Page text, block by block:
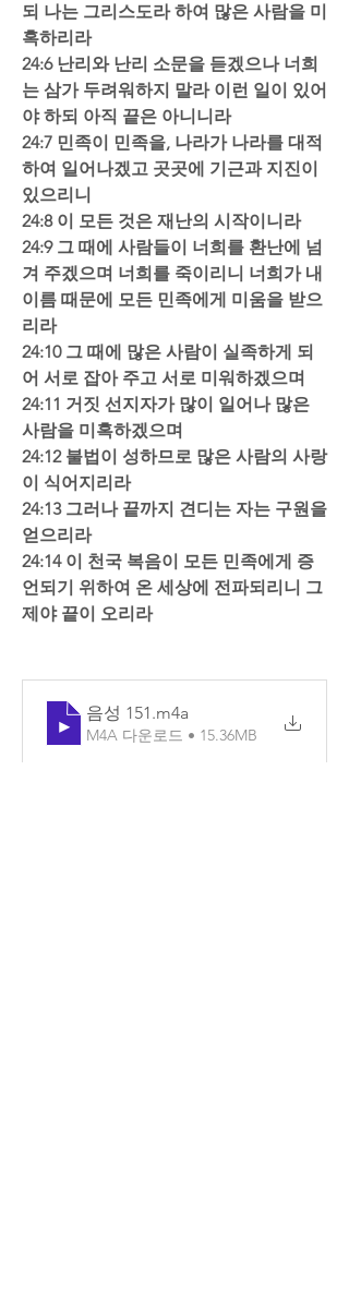
되 나는 그리스도라 하여 많은 사람을 미
혹하리라
24:6 난리와 난리 소문을 듣겠으나 너희
는 삼가 두려워하지 말라 이런 일이 있어
야 하되 아직 끝은 아니니라
24:7 민족이 민족을, 나라가 나라를 대적
하여 일어나겠고 곳곳에 기근과 지진이
있으리니
24:8 이 모든 것은 재난의 시작이니라
24:9 그 때에 사람들이 너희를 환난에 넘
겨 주겠으며 너희를 죽이리니 너희가 내
이름 때문에 모든 민족에게 미움을 받으
리라
24:10 그 때에 많은 사람이 실족하게 되
어 서로 잡아 주고 서로 미워하겠으며
24:11 거짓 선지자가 많이 일어나 많은
사람을 미혹하겠으며
24:12 불법이 성하므로 많은 사람의 사랑
이 식어지리라
24:13 그러나 끝까지 견디는 자는 구원을
얻으리라
24:14 이 천국 복음이 모든 민족에게 증
언되기 위하여 온 세상에 전파되리니 그
제야 끝이 오리라
음성 151.m4a
M4A 다운로드 • 15.36MB